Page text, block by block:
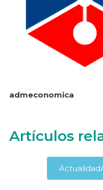
admeconomica
Artículos
Actualidad